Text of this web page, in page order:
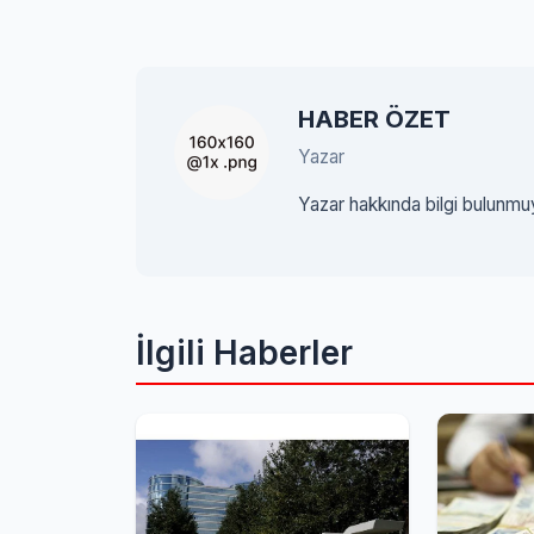
HABER ÖZET
Yazar
Yazar hakkında bilgi
İlgili Haberler